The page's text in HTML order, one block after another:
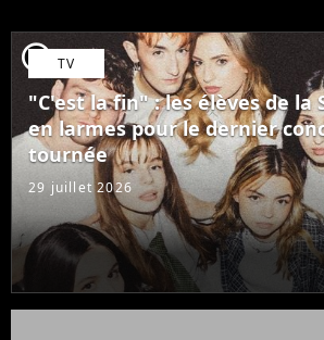
player2 TV
"C'est la fin" : les élèves de la
en larmes pour le dernier
tournée
29 juillet 2026